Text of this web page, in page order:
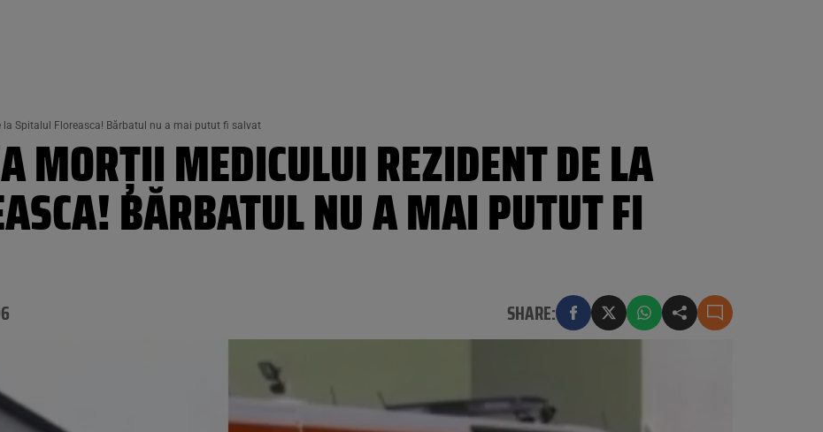
Spitalul Floreasca! Bărbatul nu a mai putut fi salvat
MORȚII MEDICULUI REZIDENT DE LA
BĂRBATUL NU A MAI PUTUT FI
SHARE: